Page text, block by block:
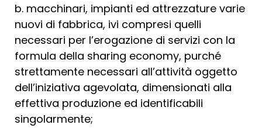
b. macchinari, impianti ed attrezzature varie
nuovi di fabbrica, ivi compresi quelli
necessari per l’erogazione di servizi con la
formula della sharing economy, purché
strettamente necessari all’attività oggetto
dell’iniziativa agevolata, dimensionati alla
effettiva produzione ed identificabili
singolarmente;